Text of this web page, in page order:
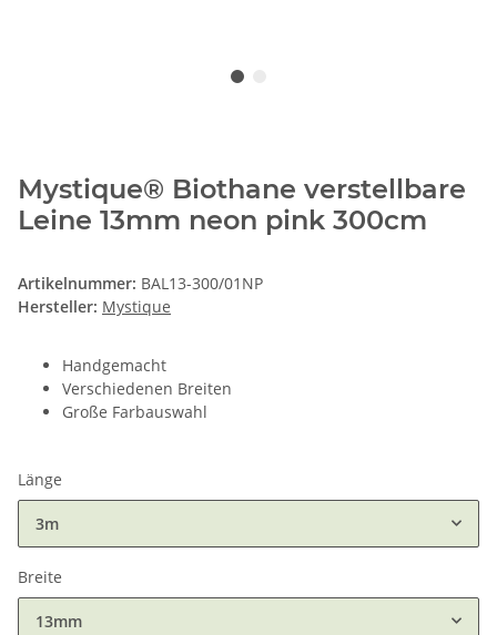
Mystique® Biothane verstellbare
Leine 13mm neon pink 300cm
Artikelnummer: BAL13-300/01NP
Hersteller: Mystique
Handgemacht
Verschiedenen Breiten
Große Farbauswahl
Länge
3m
Breite
13mm